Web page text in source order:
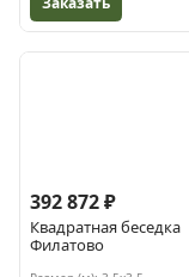
392 872 ₽
Квадратная беседка
Филатово